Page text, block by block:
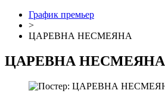
График премьер
>
ЦАРЕВНА НЕСМЕЯНА
ЦАРЕВНА НЕСМЕЯНА